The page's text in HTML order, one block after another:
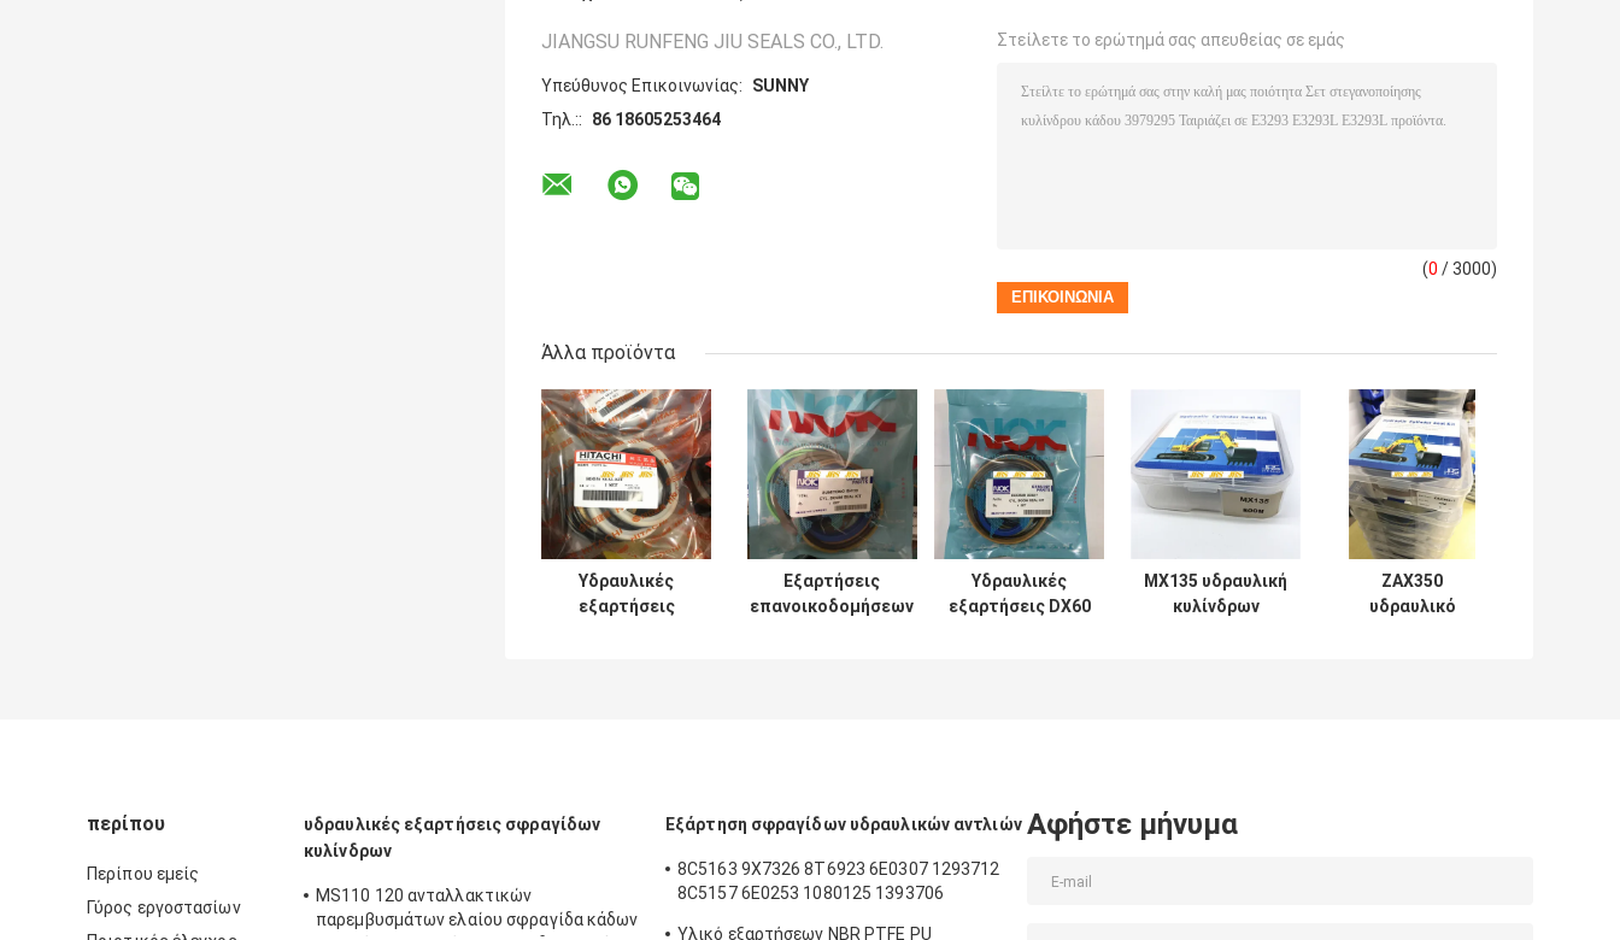
JIANGSU RUNFENG JIU SEALS CO., LTD.
Υπεύθυνος Επικοινωνίας:
SUNNY
Τηλ.::
86 18605253464
Στείλετε το ερώτημά σας απευθείας σε εμάς
(0 / 3000)
Άλλα προϊόντα
Υδραυλικές
εξαρτήσεις
Εξαρτήσεις
επανοικοδομήσεων
Υδραυλικές
εξαρτήσεις DX60
MX135 υδραυλική
κυλίνδρων
ZAX350
υδραυλικό
περίπου
Περίπου εμείς
Γύρος εργοστασίων
υδραυλικές εξαρτήσεις σφραγίδων
κυλίνδρων
MS110 120 ανταλλακτικών
παρεμβυσμάτων ελαίου σφραγίδα κάδων
Εξάρτηση σφραγίδων υδραυλικών αντλιών
8C5163 9X7326 8T6923 6E0307 1293712
8C5157 6E0253 1080125 1393706
Υλικό εξαρτήσεων NBR PTFE PU
Αφήστε μήνυμα